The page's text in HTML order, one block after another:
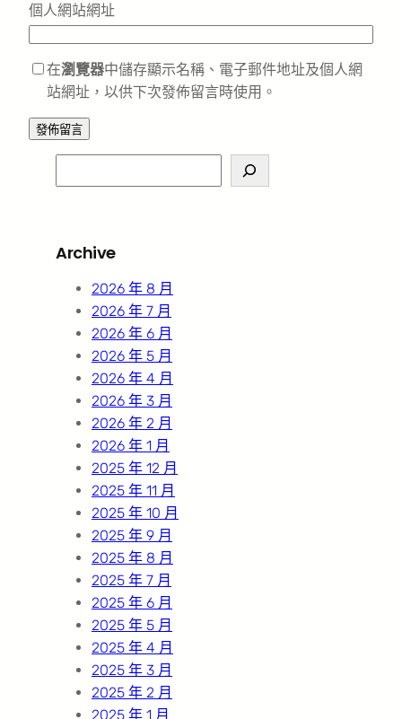
個人網站網址
在瀏覽器中儲存顯示名稱、電子郵件地址及個人網
站網址，以供下次發佈留言時使用。
e
c
Archive
2026 年 8 月
2026 年 7 月
2026 年 6 月
2026 年 5 月
2026 年 4 月
2026 年 3 月
2026 年 2 月
2026 年 1 月
2025 年 12 月
2025 年 11 月
2025 年 10 月
2025 年 9 月
2025 年 8 月
2025 年 7 月
2025 年 6 月
2025 年 5 月
2025 年 4 月
2025 年 3 月
2025 年 2 月
2025 年 1 月